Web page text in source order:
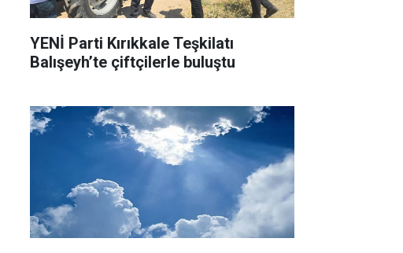
YENİ Parti Kırıkkale Teşkilatı
Balışeyh’te çiftçilerle buluştu